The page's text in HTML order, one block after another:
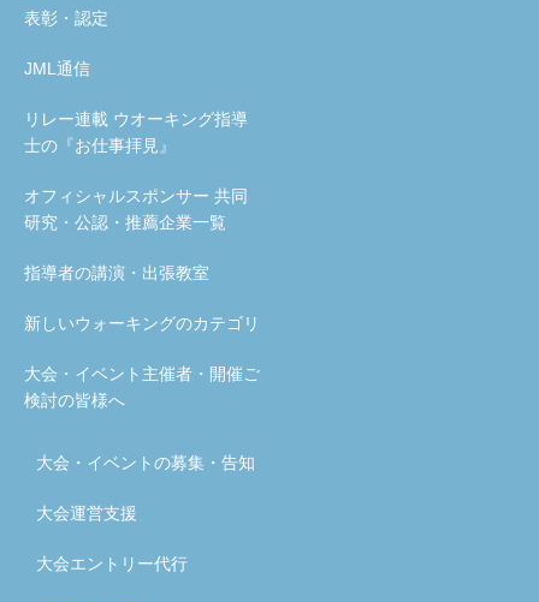
表彰・認定
JML通信
リレー連載 ウオーキング指導
士の『お仕事拝見』
オフィシャルスポンサー 共同
研究・公認・推薦企業一覧
指導者の講演・出張教室
新しいウォーキングのカテゴリ
大会・イベント主催者・開催ご
検討の皆様へ
大会・イベントの募集・告知
大会運営支援
大会エントリー代行